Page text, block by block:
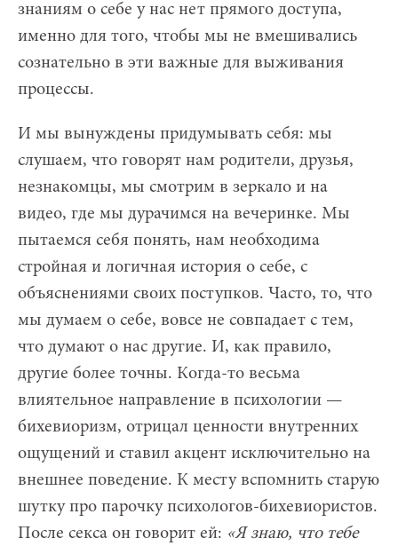
знаниям о себе у нас нет прямого доступа,
именно для того, чтобы мы не вмешивались
сознательно в эти важные для выживания
процессы.
И мы вынуждены придумывать себя: мы
слушаем, что говорят нам родители, друзья,
незнакомцы, мы смотрим в зеркало и на
видео, где мы дурачимся на вечеринке. Мы
пытаемся себя понять, нам необходима
стройная и логичная история о себе, с
объяснениями своих поступков. Часто, то, что
мы думаем о себе, вовсе не совпадает с тем,
что думают о нас другие. И, как правило,
другие более точны. Когда-то весьма
влиятельное направление в психологии —
бихевиоризм, отрицал ценности внутренних
ощущений и ставил акцент исключительно на
внешнее поведение. К месту вспомнить старую
шутку про парочку психологов-бихевиористов.
После секса он говорит ей: «Я знаю, что тебе